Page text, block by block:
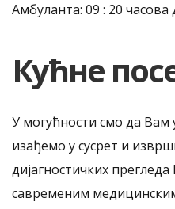
Амбуланта: 09 : 20 часова
Кућне
У могућности смо да Вам
изађемо у сусрет и
дијагностичких
савременим